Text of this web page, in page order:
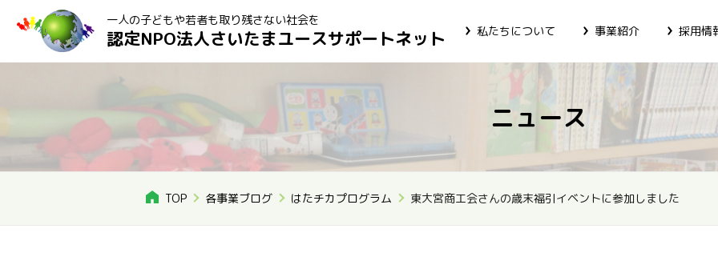
一人の子どもや若者も取り残さない社会を
認定NPO法人さいたまユースサポートネット 私たちについて 事業紹介 採用情
ニュース
TOP 各事業ブログ はたチカプログラム 東大宮商工会さんの歳末福引イベントに参加しました